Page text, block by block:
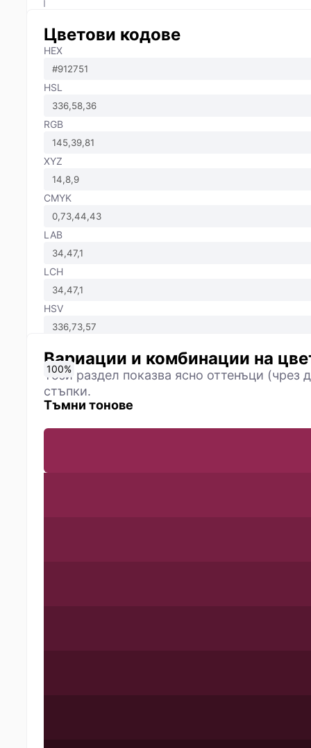
Цветови кодове
HEX
HSL
RGB
XYZ
CMYK
LAB
LCH
HSV
Вариации и комбинации на
Този раздел показва ясно оттенъци (чрез
стъпки.
Тъмни тонове
0%
10%
20%
30%
40%
50%
60%
70%
80%
90%
100%